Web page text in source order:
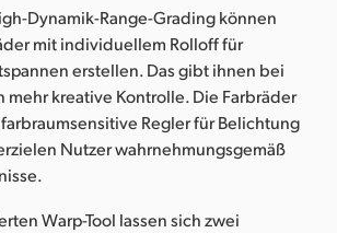
Dynamik-Range-Grading können
mit individuellem Rolloff für
erstellen. Das gibt ihnen bei
mehr kreative Kontrolle. Die Farbräder
Regler für Belichtung
Nutzer wahrnehmungsgemäß
Warp-Tool lassen sich zwei